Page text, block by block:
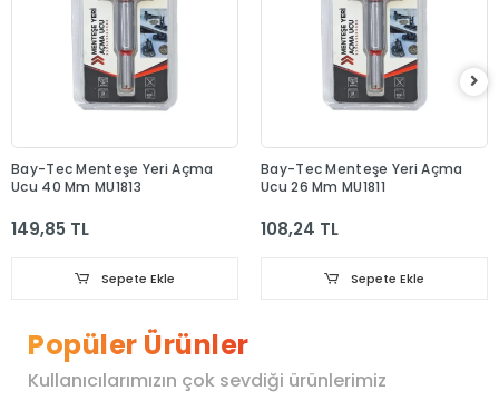
Bay-Tec Menteşe Yeri Açma
Ucu 40 Mm MU1813
149,85 TL
Sepete Ekle
Bay-Tec Menteşe Yeri Açma
Ucu 26 Mm MU1811
108,24 TL
Sepete Ekle
Popüler Ürünler
Kullanıcılarımızın çok sevdiği ürünlerimiz